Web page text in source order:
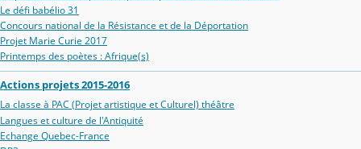
Le défi babélio 31
Concours national de la Résistance et de la Déportation
Projet Marie Curie 2017
Printemps des poètes : Afrique(s)
Actions projets 2015-2016
La classe à PAC (Projet artistique et Culturel) théâtre
Langues et culture de l'Antiquité
Echange Quebec-France